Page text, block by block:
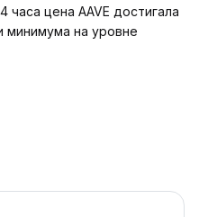
цена AAVE достигала
минимума на уровне